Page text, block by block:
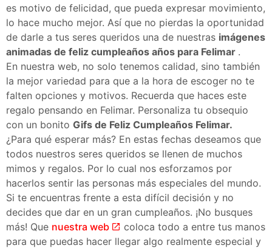
es motivo de felicidad, que pueda expresar movimiento,
lo hace mucho mejor. Así que no pierdas la oportunidad
de darle a tus seres queridos una de nuestras imágenes
animadas de feliz cumpleaños años para Felimar .
En nuestra web, no solo tenemos calidad, sino también
la mejor variedad para que a la hora de escoger no te
falten opciones y motivos. Recuerda que haces este
regalo pensando en Felimar. Personaliza tu obsequio
con un bonito Gifs de Feliz Cumpleaños Felimar.
¿Para qué esperar más? En estas fechas deseamos que
todos nuestros seres queridos se llenen de muchos
mimos y regalos. Por lo cual nos esforzamos por
hacerlos sentir las personas más especiales del mundo.
Si te encuentras frente a esta difícil decisión y no
decides que dar en un gran cumpleaños. ¡No busques
más! Que nuestra web
coloca todo a entre tus manos
para que puedas hacer llegar algo realmente especial y